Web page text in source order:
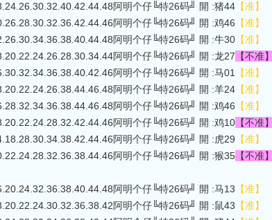
阿明个仔╚特26码╝ 開 :猪44 【准】
阿明个仔╚特26码╝ 開 :鸡46 【准】
阿明个仔╚特26码╝ 開 :牛30 【准】
阿明个仔╚特26码╝ 開 :龙27 【不准】
阿明个仔╚特26码╝ 開 :马01
【准】
阿明个仔╚特26码╝ 開 :羊24 【准】
阿明个仔╚特26码╝ 開 :鸡46 【准】
阿明个仔╚特26码╝ 開 :鸡10 【不准】
阿明个仔╚特26码╝ 開 :虎29 【准】
阿明个仔╚特26码╝ 開 :猴35 【不准】
阿明个仔╚特26码╝ 開 :马13 【准】
阿明个仔╚特26码╝ 開 :鼠43 【准】